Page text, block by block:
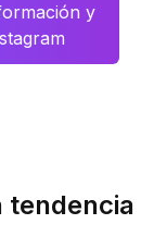
y
tendencia